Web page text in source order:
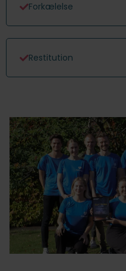
Forkælelse
Restitution
Nakkesmerter
Bensmerter
Stress